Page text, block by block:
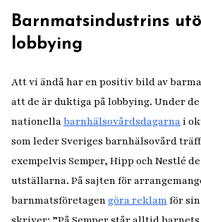
Barnmatsindustrins
lobbying
Att vi ändå har en positiv bild av
att de är duktiga på lobbying. Under de
nationellabarnhälsovårdsdagarnai
som leder Sveriges barnhälsovård
exempelvis Semper, Hipp och Nestlé
utställarna. På sajten för
barnmatsföretagengöra reklamför